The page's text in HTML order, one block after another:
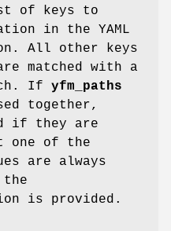
of keys to
in the YAML
All other keys
matched with a
If yfm_paths
together,
if they are
one of the
are always
is provided.